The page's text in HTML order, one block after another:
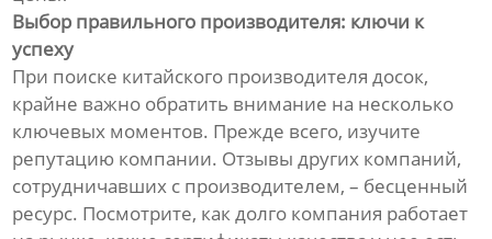
Выбор правильного производителя: ключи к
успеху
При поиске китайского производителя досок,
крайне важно обратить внимание на несколько
ключевых моментов. Прежде всего, изучите
репутацию компании. Отзывы других компаний,
сотрудничавших с производителем, – бесценный
ресурс. Посмотрите, как долго компания работает